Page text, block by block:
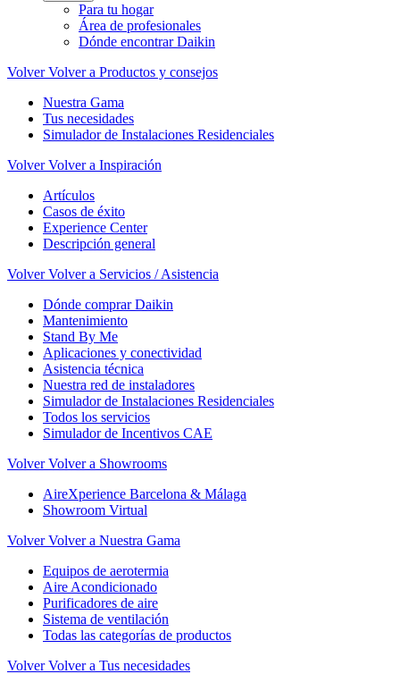
Para tu hogar
Área de profesionales
Dónde encontrar Daikin
Volver Volver a Productos y consejos
Nuestra Gama
Tus necesidades
Simulador de Instalaciones Residenciales
Volver Volver a Inspiración
Artículos
Casos de éxito
Experience Center
Descripción general
Volver Volver a Servicios / Asistencia
Dónde comprar Daikin
Mantenimiento
Stand By Me
Aplicaciones y conectividad
Asistencia técnica
Nuestra red de instaladores
Simulador de Instalaciones Residenciales
Todos los servicios
Simulador de Incentivos CAE
Volver Volver a Showrooms
AireXperience Barcelona & Málaga
Showroom Virtual
Volver Volver a Nuestra Gama
Equipos de aerotermia
Aire Acondicionado
Purificadores de aire
Sistema de ventilación
Todas las categorías de productos
Volver Volver a Tus necesidades